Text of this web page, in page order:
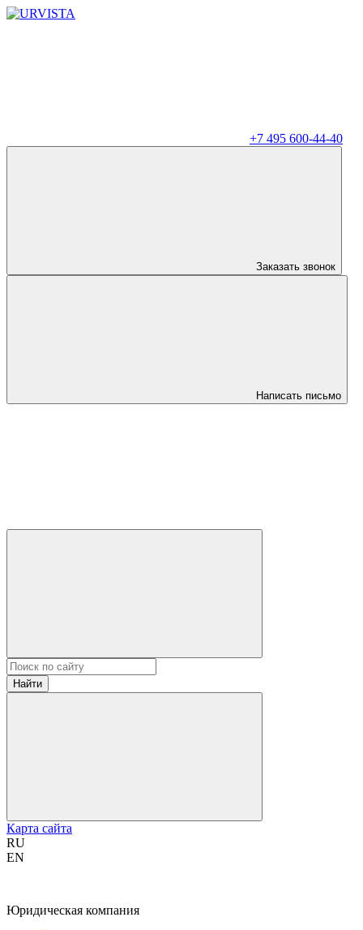
+7 495 600-44-40
Заказать звонок
Написать письмо
Найти
Карта сайта
RU
EN
Юридическая компания